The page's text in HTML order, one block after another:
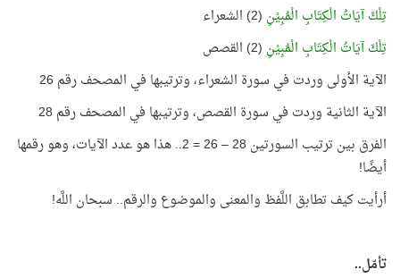
تِلْكَ آيَاتُ الْكِتَابِ الْمُبِيْنِ (2) الشعراء
تِلْكَ آيَاتُ الْكِتَابِ الْمُبِيْنِ (2) القصص
الآية الأولى وردت في سورة الشعراء، وترتيبها في المصحف رقم 26
الآية الثانية وردت في سورة القصص، وترتيبها في المصحف رقم 28
الفرق بين ترتيب السورتين 28 – 26 = 2.. هذا هو عدد الآيات، وهو رقمها
أيضًا!
أرأيت كيف تطابق اللَّفظ والمعنى والموضوع والرقم.. سبحان اللَّه!
تأمّل..